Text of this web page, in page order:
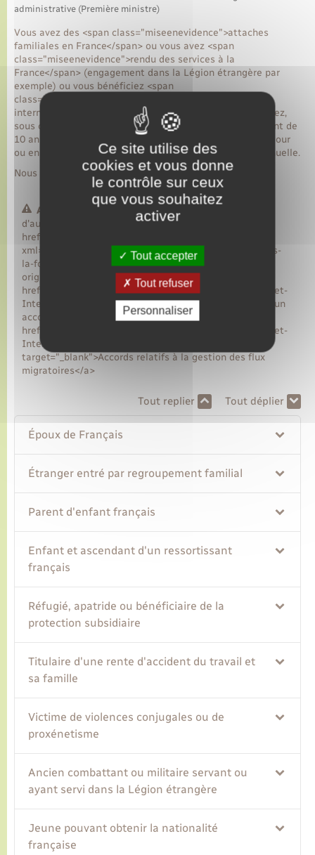
administrative (Première ministre)
Vous avez des <span class="miseenevidence">attaches
familiales en France</span> ou vous avez <span
class="miseenevidence">rendu des services à la
France</span> (engagement dans la Légion étrangère par
exemple) ou vous bénéficiez <span
class="miseenevidence">d'une protection
internationale</span> (réfugié par exemple) ? Vous pouvez,
sous certaines conditions, demander une carte de résident de
10 ans. Elle peut vous être remise en premier titre de séjour
ou en renouvellement d'une carte temporaire ou pluriannuelle.
Nous vous expliquons les étapes à suivre.
Attention :
d'autres règles s'appliquent si vous êtes <a
href="https://www.lyons-la-foret.fr/mariage-pacs/?
xml=F19315">Européen</a>, <a href="https://www.lyons-
la-foret.fr/mariage-pacs/?xml=F2257">Algérien</a> ou
originaire d'un pays ayant conclu avec la France <a
href="https://www.immigration.interieur.gouv.fr/Europe-et-
International/Les-accords-bilateraux" target="_blank">un
accord sur les flux migratoires</a>.<a
href="https://www.immigration.interieur.gouv.fr/Europe-et-
International/Les-accords-bilateraux"
target="_blank">Accords relatifs à la gestion des flux
migratoires</a>
Tout replier Tout déplier
Époux de Français
Étranger entré par regroupement familial
Parent d'enfant français
Enfant et ascendant d'un ressortissant
français
Réfugié, apatride ou bénéficiaire de la
protection subsidiaire
Titulaire d'une rente d'accident du travail et
sa famille
Victime de violences conjugales ou de
proxénetisme
Ancien combattant ou militaire servant ou
ayant servi dans la Légion étrangère
Jeune pouvant obtenir la nationalité
française
Ce site utilise des
cookies et vous donne
le contrôle sur ceux
que vous souhaitez
activer
Tout accepter
Tout refuser
Personnaliser